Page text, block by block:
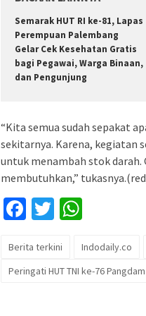
Semarak HUT RI ke-81, Lapas
Perempuan Palembang
Gelar Cek Kesehatan Gratis
bagi Pegawai, Warga Binaan,
dan Pengunjung
“Kita semua sudah sepakat
sekitarnya. Karena, kegiatan
untuk menambah stok darah.
membutuhkan,”
Facebook
Twitter
Berita terkini Indodaily.co
Peringati HUT TNI ke-76